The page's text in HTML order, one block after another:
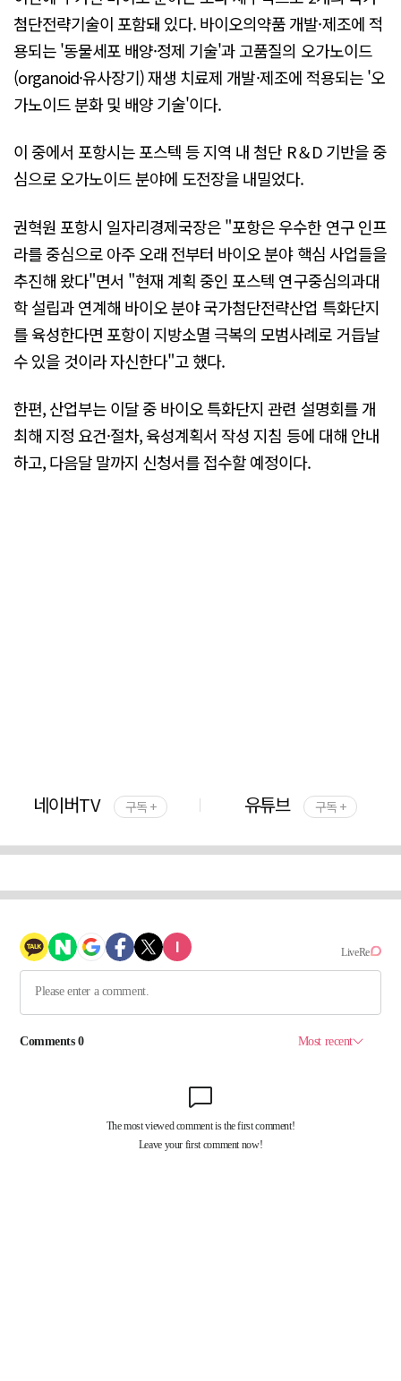
첨단전략기술이 포함돼 있다. 바이오의약품 개발·제조에 적
용되는 '동물세포 배양·정제 기술'과 고품질의 오가노이드
(organoid·유사장기) 재생 치료제 개발·제조에 적용되는 '오
가노이드 분화 및 배양 기술'이다.
이 중에서 포항시는 포스텍 등 지역 내 첨단 R＆D 기반을 중
심으로 오가노이드 분야에 도전장을 내밀었다.
권혁원 포항시 일자리경제국장은 "포항은 우수한 연구 인프
라를 중심으로 아주 오래 전부터 바이오 분야 핵심 사업들을
추진해 왔다"면서 "현재 계획 중인 포스텍 연구중심의과대
학 설립과 연계해 바이오 분야 국가첨단전략산업 특화단지
를 육성한다면 포항이 지방소멸 극복의 모범사례로 거듭날
수 있을 것이라 자신한다"고 했다.
한편, 산업부는 이달 중 바이오 특화단지 관련 설명회를 개
최해 지정 요건·절차, 육성계획서 작성 지침 등에 대해 안내
하고, 다음달 말까지 신청서를 접수할 예정이다.
네이버TV 구독 + 유튜브 구독 +